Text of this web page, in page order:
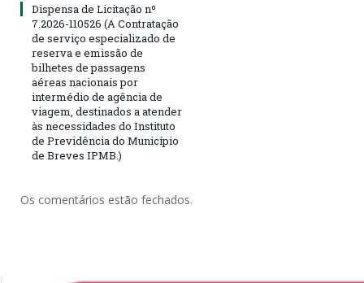
Dispensa de Licitação nº
7.2026-110526 (A Contratação
de serviço especializado de
reserva e emissão de
bilhetes de passagens
aéreas nacionais por
intermédio de agência de
viagem, destinados a atender
às necessidades do Instituto
de Previdência do Município
de Breves IPMB.)
Os comentários estão fechados.